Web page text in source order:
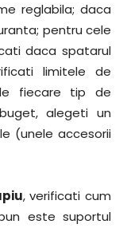
reglabila; daca
pentru cele
daca spatarul
limitele de
fiecare tip de
alegeti un
(unele accesorii
, verificati cum
este suportul